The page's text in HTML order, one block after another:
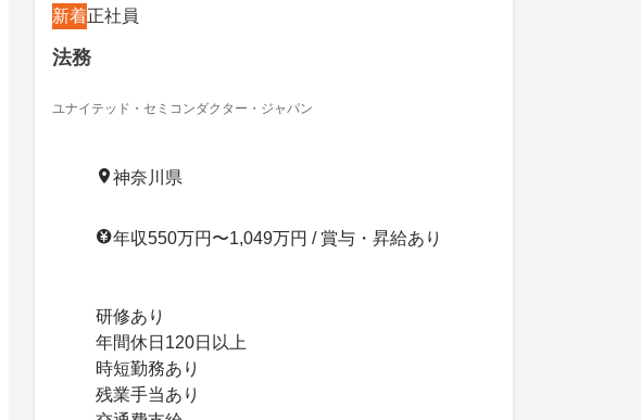
新着正社員
法務
ユナイテッド・セミコンダクター・ジャパン
神奈川県
年収550万円〜1,049万円 / 賞与・昇給あり
研修あり
年間休日120日以上
時短勤務あり
残業手当あり